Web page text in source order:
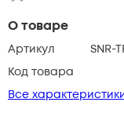
О товаре
Артикул
SNR-
Код товара
Все